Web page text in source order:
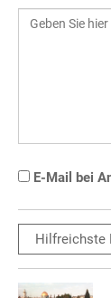
E-Mail bei
Hilfreichste